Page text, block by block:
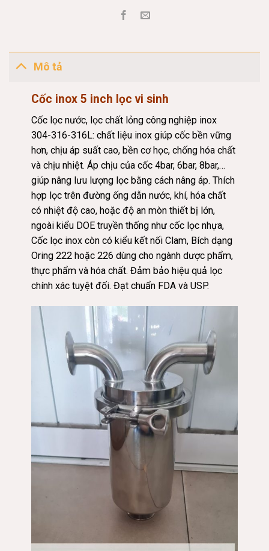
Mô tả
Cốc inox 5 inch lọc vi sinh
Cốc lọc nước, lọc chất lỏng công nghiệp inox
304-316-316L: chất liệu inox giúp cốc bền vững
hơn, chịu áp suất cao, bền cơ học, chống hóa chất
và chịu nhiệt. Áp chịu của cốc 4bar, 6bar, 8bar,…
giúp nâng lưu lượng lọc bằng cách nâng áp. Thích
hợp lọc trênđường ống dẫn nước, khí, hóa chất
có nhiệt độ cao, hoặc độ an mòn thiết bị lớn,
ngoài kiểu DOE truyền thống như cốc lọc nhựa,
Cốc lọc inox còn có kiểu kết nối Clam, Bích dạng
Oring 222 hoặc 226 dùng cho ngành dược phẩm,
thực phẩm và hóa chất. Đảm bảo hiệu quả lọc
chính xác tuyệt đối. Đạt chuẩn FDA và USP.